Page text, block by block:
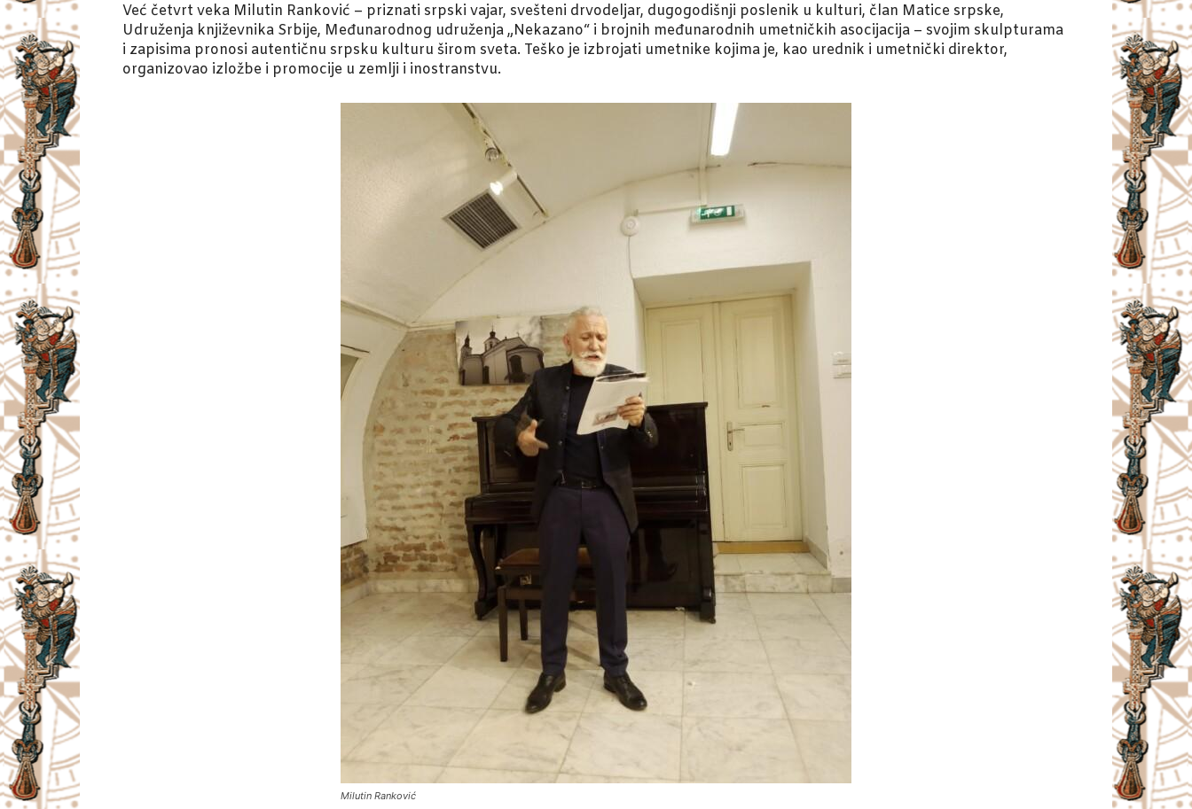
Već četvrt veka Milutin Ranković – priznati srpski vajar, svešteni drvodeljar, dugogodišnji poslenik u kulturi, član Matice srpske,
Udruženja književnika Srbije, Međunarodnog udruženja „Nekazano“ i brojnih međunarodnih umetničkih asocijacija – svojim skulpturama
i zapisima pronosi autentičnu srpsku kulturu širom sveta. Teško je izbrojati umetnike kojima je, kao urednik i umetnički direktor,
organizovao izložbe i promocije u zemlji i inostranstvu.
Milutin Ranković